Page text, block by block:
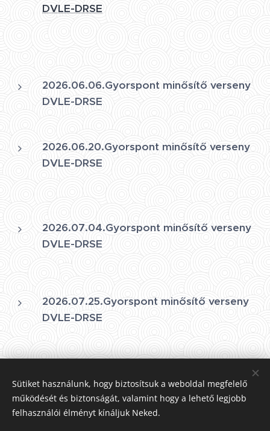
DVLE-DRSE
2026.06.06.Gyorspont minősítő verseny
DVLE-DRSE
2026.06.20.Gyorspont minősítő verseny
DVLE-DRSE
2026.07.04.Gyorspont minősítő verseny
DVLE-DRSE
2026.07.25.Gyorspont minősítő verseny
DVLE-DRSE
DVLE-DRSE
Sütiket használunk, hogy biztosítsuk a weboldal megfelelő
működését és biztonságát, valamint hogy a lehető legjobb
felhasználói élményt kínáljuk Neked.